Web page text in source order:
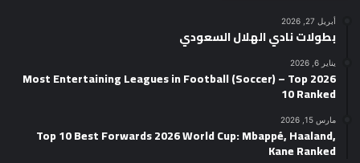
أبريل 27, 2026
بطولات نادي الهلال السعودي
يناير 6, 2026
2026 Most Entertaining Leagues in Football (Soccer) – Top
10 Ranked
مارس 15, 2026
Top 10 Best Forwards 2026 World Cup: Mbappé, Haaland,
Kane Ranked